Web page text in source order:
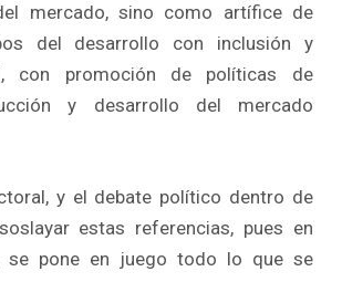
mercado, sino como artífice de
del desarrollo con inclusión y
con promoción de políticas de
y desarrollo del mercado
y el debate político dentro de
estas referencias, pues en
se pone en juego todo lo que se